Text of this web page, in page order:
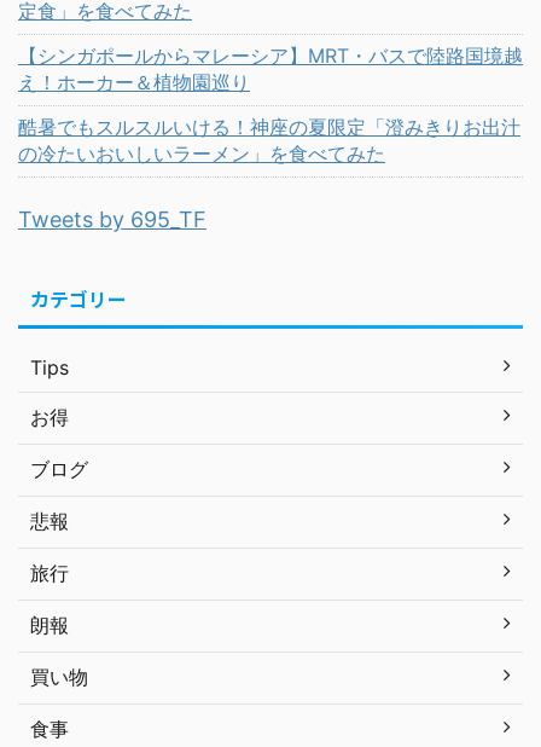
定食」を食べてみた
【シンガポールからマレーシア】MRT・バスで陸路国境越
え！ホーカー＆植物園巡り
酷暑でもスルスルいける！神座の夏限定「澄みきりお出汁
の冷たいおいしいラーメン」を食べてみた
Tweets by 695_TF
カテゴリー
Tips
お得
ブログ
悲報
旅行
朗報
買い物
食事